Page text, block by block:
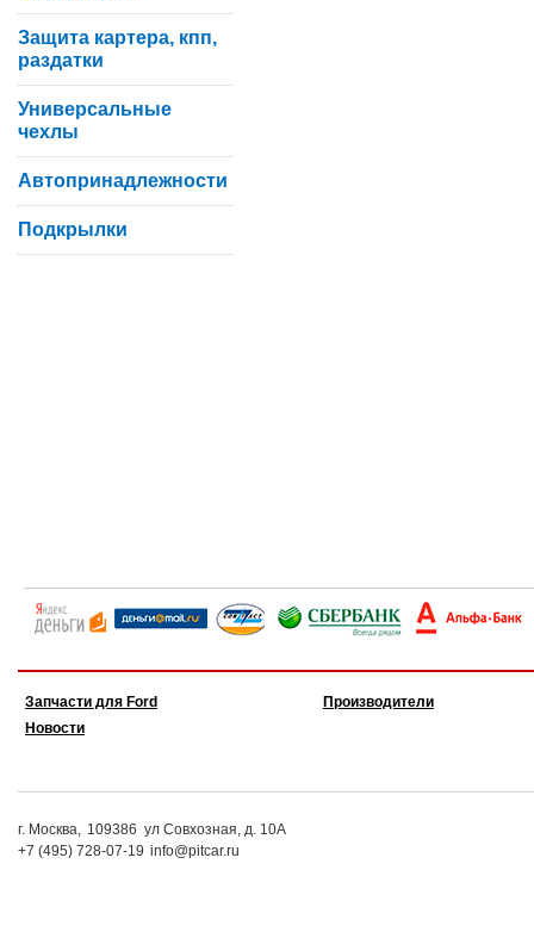
Защита картера, кпп,
раздатки
Универсальные
чехлы
Автопринадлежности
Подкрылки
Запчасти для Ford
Новости
Производители
г. Москва, 109386 ул Совхозная, д. 10А
+7 (495) 728-07-19 info@pitcar.ru